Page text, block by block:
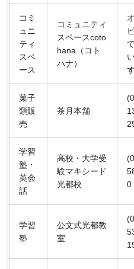
コミ
ュニ
ティ
スペ
ース
コミュニティ
スペースcoto
hana（コト
ハナ）
す
菓子
類販
売
茶月本舗
学習
塾・
英会
話
高校・大学受
験マキシード
光都校
0
学習
塾
公文式光都教
室